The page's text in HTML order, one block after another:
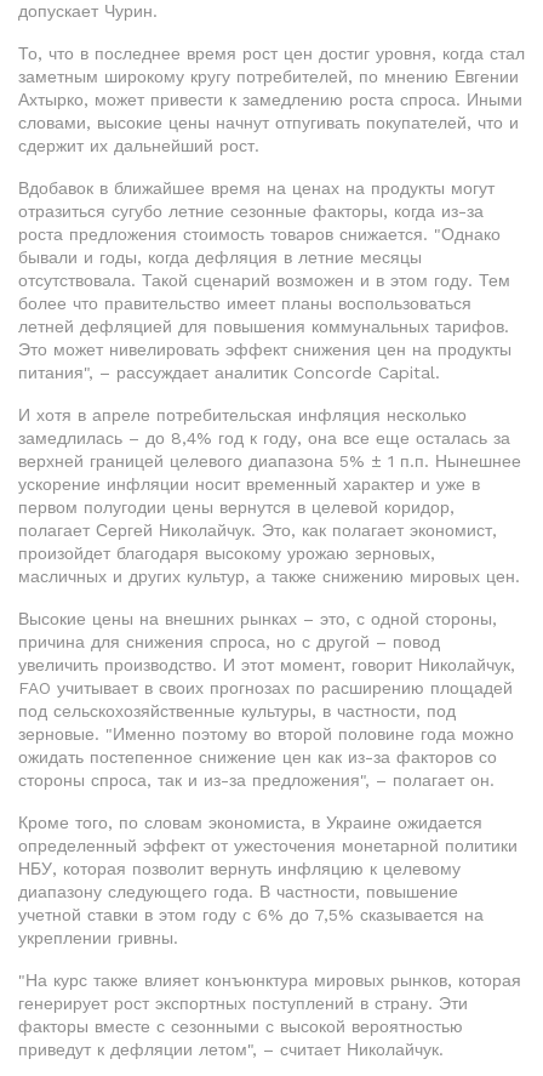
допускает Чурин.
То, что в последнее время рост цен достиг уровня, когда стал
заметным широкому кругу потребителей, по мнению Евгении
Ахтырко, может привести к замедлению роста спроса. Иными
словами, высокие цены начнут отпугивать покупателей, что и
сдержит их дальнейший рост.
Вдобавок в ближайшее время на ценах на продукты могут
отразиться сугубо летние сезонные факторы, когда из-за
роста предложения стоимость товаров снижается. "Однако
бывали и годы, когда дефляция в летние месяцы
отсутствовала. Такой сценарий возможен и в этом году. Тем
более что правительство имеет планы воспользоваться
летней дефляцией для повышения коммунальных тарифов.
Это может нивелировать эффект снижения цен на продукты
питания", – рассуждает аналитик Concorde Capital.
И хотя в апреле потребительская инфляция несколько
замедлилась – до 8,4% год к году, она все еще осталась за
верхней границей целевого диапазона 5% ± 1 п.п. Нынешнее
ускорение инфляции носит временный характер и уже в
первом полугодии цены вернутся в целевой коридор,
полагает Сергей Николайчук. Это, как полагает экономист,
произойдет благодаря высокому урожаю зерновых,
масличных и других культур, а также снижению мировых цен.
Высокие цены на внешних рынках – это, с одной стороны,
причина для снижения спроса, но с другой – повод
увеличить производство. И этот момент, говорит Николайчук,
FAO учитывает в своих прогнозах по расширению площадей
под сельскохозяйственные культуры, в частности, под
зерновые. "Именно поэтому во второй половине года можно
ожидать постепенное снижение цен как из-за факторов со
стороны спроса, так и из-за предложения", – полагает он.
Кроме того, по словам экономиста, в Украине ожидается
определенный эффект от ужесточения монетарной политики
НБУ, которая позволит вернуть инфляцию к целевому
диапазону следующего года. В частности, повышение
учетной ставки в этом году с 6% до 7,5% сказывается на
укреплении гривны.
"На курс также влияет конъюнктура мировых рынков, которая
генерирует рост экспортных поступлений в страну. Эти
факторы вместе с сезонными с высокой вероятностью
приведут к дефляции летом", – считает Николайчук.